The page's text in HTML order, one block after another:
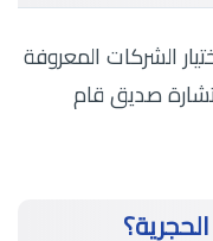
الشركات المعروفة
صديق قام